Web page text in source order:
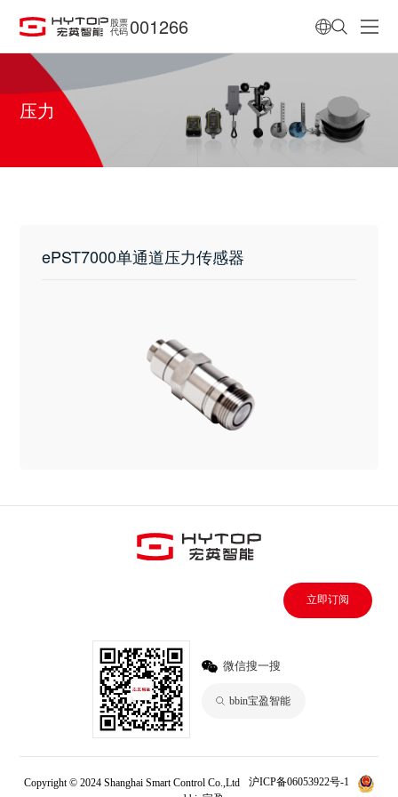
股票
代码 001266
压力
ePST7000单通道压力传感器
立即订阅
微信搜一搜
bbin宝盈智能
Copyright © 2024 Shanghai Smart Control Co.,Ltd
沪ICP备06053922号-1